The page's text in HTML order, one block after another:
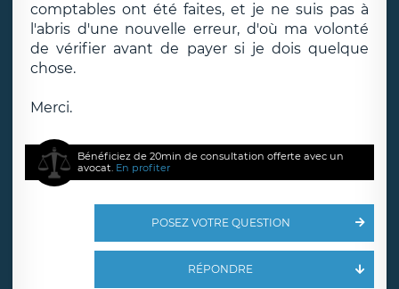
comptables ont été faites, et je ne suis pas à
l'abris d'une nouvelle erreur, d'où ma volonté
de vérifier avant de payer si je dois quelque
chose.
Merci.
Bénéficiez de 20min de consultation offerte avec un
avocat. En profiter
POSEZ VOTRE QUESTION
RÉPONDRE